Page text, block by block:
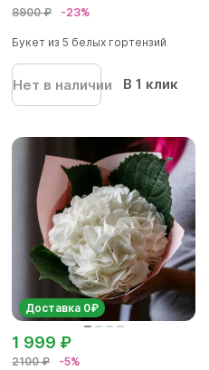
8900 ₽ -23%
Букет из 5 белых гортензий
Нет в наличии В 1 клик
Доставка 0₽
2100 ₽ -5%
1 999 ₽